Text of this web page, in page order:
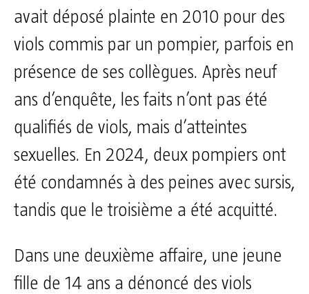
avait déposé plainte en 2010 pour des
viols commis par un pompier, parfois en
présence de ses collègues. Après neuf
ans d’enquête, les faits n’ont pas été
qualifiés de viols, mais d’atteintes
sexuelles. En 2024, deux pompiers ont
été condamnés à des peines avec sursis,
tandis que le troisième a été acquitté.
Dans une deuxième affaire, une jeune
fille de 14 ans a dénoncé des viols